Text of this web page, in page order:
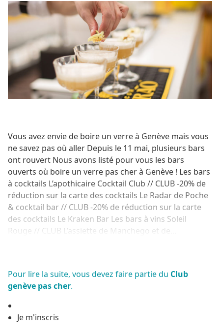
Vous avez envie de boire un verre à Genève mais vous
ne savez pas où aller Depuis le 11 mai, plusieurs bars
ont rouvert Nous avons listé pour vous les bars
ouverts où boire un verre pas cher à Genève ! Les bars
à cocktails L’apothicaire Cocktail Club // CLUB -20% de
réduction sur la carte des cocktails Le Radar de Poche
& cocktail bar // CLUB -20% de réduction sur la carte
des cocktails Le Kraken Bar Les bars à vins Soleil
Rouge // CLUB L’assiette de Manchego et de...
Pour lire la suite, vous devez faire partie du Club
genève pas cher.
Je m'inscris